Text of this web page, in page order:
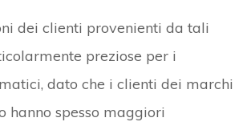
dei clienti provenienti da tali
preziose per i
dato che i clienti dei marchi
hanno spesso maggiori